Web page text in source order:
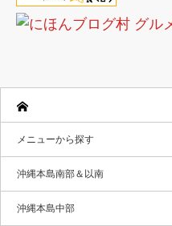
メニューから探す
沖縄本島南部＆以南
沖縄本島中部